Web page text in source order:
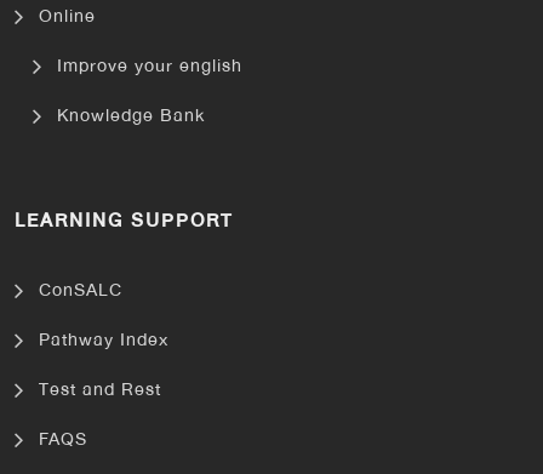
Online
Improve your english
Knowledge Bank
LEARNING SUPPORT
ConSALC
Pathway Index
Test and Rest
FAQS